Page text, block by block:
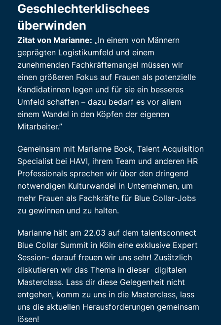
Geschlechterklischees
überwinden
Zitat von Marianne: „In einem von Männern
geprägten Logistikumfeld und einem
zunehmenden Fachkräftemangel müssen wir
einen größeren Fokus auf Frauen als potenzielle
Kandidatinnen legen und für sie ein besseres
Umfeld schaffen – dazu bedarf es vor allem
einem Wandel in den Köpfen der eigenen
Mitarbeiter.”
Gemeinsam mit Marianne Bock, Talent Acquisition
Specialist bei HAVI, ihrem Team und anderen HR
Professionals sprechen wir über den dringend
notwendigen Kulturwandel in Unternehmen, um
mehr Frauen als Fachkräfte für Blue Collar-Jobs
zu gewinnen und zu halten.
Marianne hält am 22.03 auf dem talentsconnect
Blue Collar Summit in Köln eine exklusive Expert
Session- darauf freuen wir uns sehr! Zusätzlich
diskutieren wir das Thema in dieser digitalen
Masterclass. Lass dir diese Gelegenheit nicht
entgehen, komm zu uns in die Masterclass, lass
uns die aktuellen Herausforderungen gemeinsam
lösen!